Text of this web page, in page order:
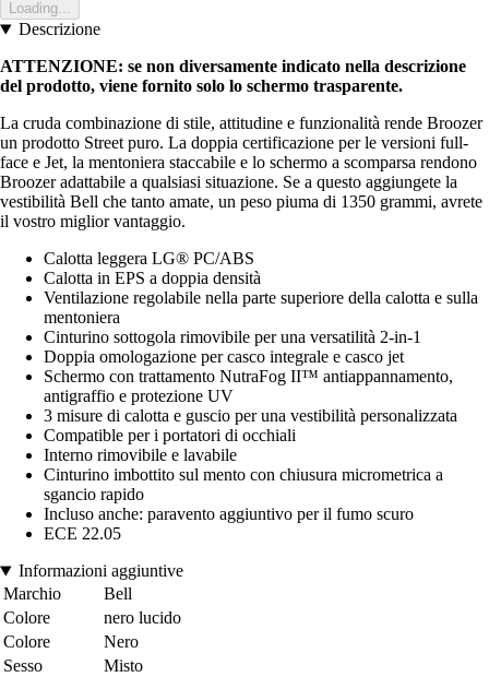
Loading...
Descrizione
ATTENZIONE: se non diversamente indicato nella descrizione
del prodotto, viene fornito solo lo schermo trasparente.
La cruda combinazione di stile, attitudine e funzionalità rende Broozer
un prodotto Street puro. La doppia certificazione per le versioni full-
face e Jet, la mentoniera staccabile e lo schermo a scomparsa rendono
Broozer adattabile a qualsiasi situazione. Se a questo aggiungete la
vestibilità Bell che tanto amate, un peso piuma di 1350 grammi, avrete
il vostro miglior vantaggio.
Calotta leggera LG® PC/ABS
Calotta in EPS a doppia densità
Ventilazione regolabile nella parte superiore della calotta e sulla
mentoniera
Cinturino sottogola rimovibile per una versatilità 2-in-1
Doppia omologazione per casco integrale e casco jet
Schermo con trattamento NutraFog II™ antiappannamento,
antigraffio e protezione UV
3 misure di calotta e guscio per una vestibilità personalizzata
Compatible per i portatori di occhiali
Interno rimovibile e lavabile
Cinturino imbottito sul mento con chiusura micrometrica a
sgancio rapido
Incluso anche: paravento aggiuntivo per il fumo scuro
ECE 22.05
Informazioni aggiuntive
Marchio
Bell
Colore
nero lucido
Colore
Nero
Sesso
Misto